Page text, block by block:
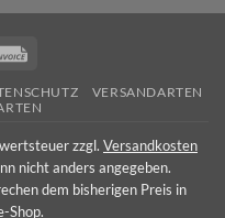
VERSANDARTEN
zzgl. Versandkosten
nicht anders angegeben.
dem bisherigen Preis in
Shop.